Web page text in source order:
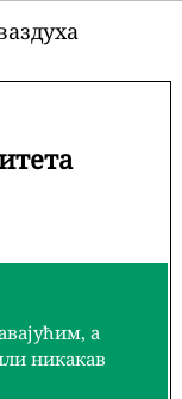
а
никакав